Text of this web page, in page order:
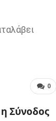
0
η Σύνοδος